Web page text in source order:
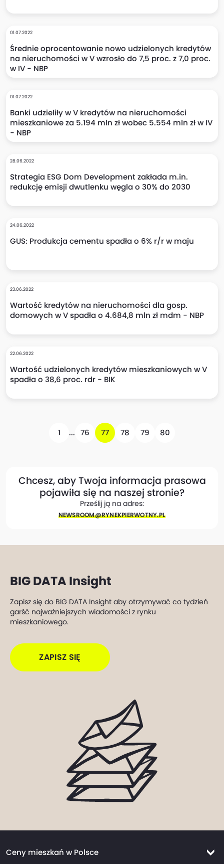
01.07.2022
Średnie oprocentowanie nowo udzielonych kredytów
na nieruchomości w V wzrosło do 7,5 proc. z 7,0 proc.
w IV - NBP
01.07.2022
Banki udzieliły w V kredytów na nieruchomości
mieszkaniowe za 5.194 mln zł wobec 5.554 mln zł w IV
- NBP
28.06.2022
Strategia ESG Dom Development zakłada m.in.
redukcję emisji dwutlenku węgla o 30% do 2030
24.06.2022
GUS: Produkcja cementu spadła o 6% r/r w maju
23.06.2022
Wartość kredytów na nieruchomości dla gosp.
domowych w V spadła o 4.684,8 mln zł mdm - NBP
22.06.2022
Wartość udzielonych kredytów mieszkaniowych w V
spadła o 38,6 proc. rdr - BIK
1 ... 76 77 78 79 80
Chcesz, aby Twoja informacja prasowa
pojawiła się na naszej stronie?
Prześlij ją na adres:
NEWSROOM@​RYNEKPIERWOTNY.PL
BIG DATA Insight
Zapisz się do BIG DATA Insight aby otrzymywać co tydzień
garść najważniejszych wiadomości z rynku
mieszkaniowego.
ZAPISZ SIĘ
Ceny mieszkań w Polsce